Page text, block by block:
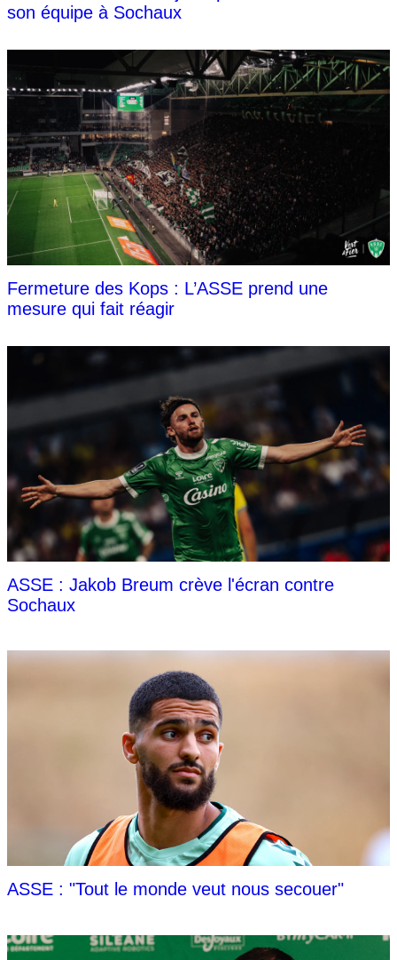
son équipe à Sochaux
Fermeture des Kops : L’ASSE prend une
mesure qui fait réagir
ASSE : Jakob Breum crève l'écran contre
Sochaux
ASSE : "Tout le monde veut nous secouer"